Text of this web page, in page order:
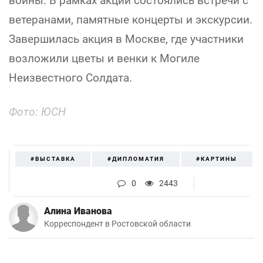
ветеранами, памятные концерты и экскурсии.
Завершилась акция в Москве, где участники
возложили цветы и венки к Могиле
Неизвестного Солдата.
Фото: ЮСН
#ВЫСТАВКА #ДИПЛОМАТИЯ #КАРТИНЫ
0 2443
Алина Иванова
Корреспондент в Ростовской области